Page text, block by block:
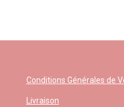
Conditions Générales de
Livraison